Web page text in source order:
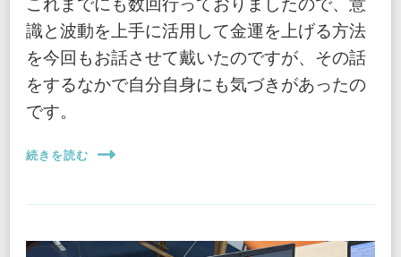
識と波動を上手に活用して金運を上げる方法
を今回もお話させて戴いたのですが、その話
をするなかで自分自身にも気づきがあったの
です。
続きを読む